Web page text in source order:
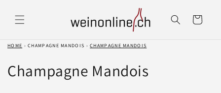
Inhalt
Warenkorb
HOME › CHAMPAGNE MANDOIS ›CHAMPAGNE MANDOIS
K
Champagne Mandois